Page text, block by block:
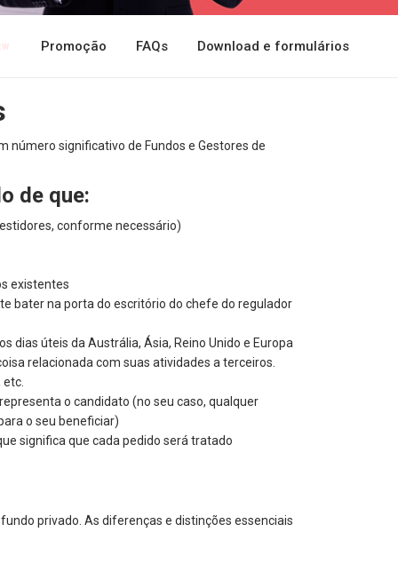
Promoção FAQs Download e formulários
número significativo de Fundos e Gestores de
de que:
conforme necessário)
existentes
bater na porta do escritório do chefe do regulador
dias úteis da Austrália, Ásia, Reino Unido e Europa
relacionada com suas atividades a terceiros.
o candidato (no seu caso, qualquer
o seu beneficiar)
significa que cada pedido será tratado
privado. As diferenças e distinções essenciais